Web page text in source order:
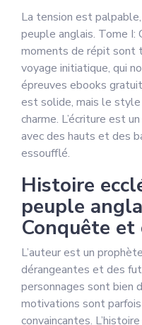
La tension est
peuple anglais. Tome I:
moments de répit sont
voyage initiatique, qui
épreuves ebooks
est solide, mais le style
charme. L’écriture est
avec des hauts et des
essoufflé.
Histoire
peuple
Conquête
L’auteur est un
dérangeantes et des
personnages sont bien
motivations sont
convaincantes.